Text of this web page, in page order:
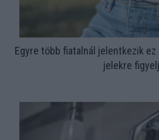
Egyre több fiatalnál jelentkezik
jelekre figyelj